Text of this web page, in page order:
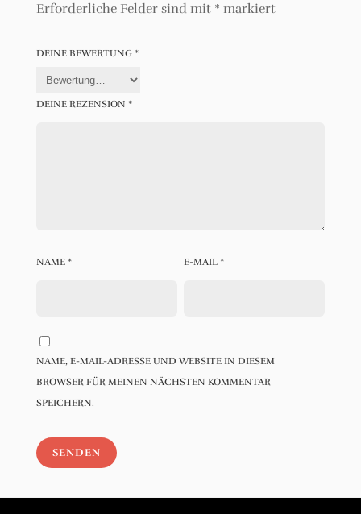
Erforderliche Felder sind mit * markiert
DEINE BEWERTUNG *
DEINE REZENSION *
NAME * E-MAIL *
NAME, E-MAIL-ADRESSE UND WEBSITE IN DIESEM
BROWSER FÜR MEINEN NÄCHSTEN KOMMENTAR
SPEICHERN.